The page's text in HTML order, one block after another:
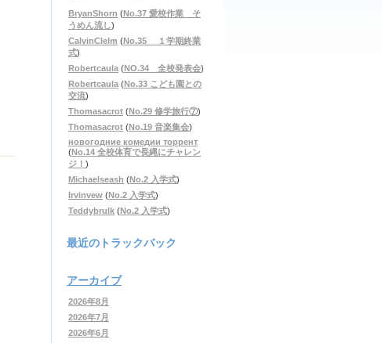
BryanShorn (No.37 愛校作業 そ
うめん流し)
CalvinClelm (No.35 １学期終業
式)
Robertcaula (NO.34 全校発表会)
Robertcaula (No.33 こども園との
交流)
Thomasacrot (No.29 修学旅行⑦)
Thomasacrot (No.19 音楽集会)
новогодние комедии торрент
(No.14 全校体育で長縄にチャレン
ジ！ )
Michaelseash (No.2 入学式)
Irvinvew (No.2 入学式)
Teddybrulk (No.2 入学式)
最近のトラックバック
アーカイブ
2026年8月
2026年7月
2026年6月